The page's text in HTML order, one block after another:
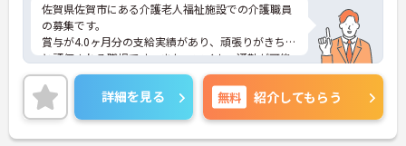
佐賀県佐賀市にある介護老人福祉施設での介護職員
の募集です。
賞与が4.0ヶ月分の支給実績があり、頑張りがきちん
と評価される職場です。また、マイカー通勤が可能
なので、通勤が苦になりません。
ご興味のある方には、面接対策ポイントなど、さら
に詳細をお話しいたしますのでお気軽にご相談くだ
さい！
詳細を見る 無料 紹介してもらう